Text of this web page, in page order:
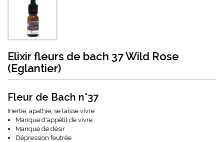
Elixir fleurs de bach 37 Wild Rose
(Eglantier)
Fleur de Bach n°37
Inertie, apathie, se laisse vivre
Manque d'appétit de vivre
Manque de désir
Dépression feutrée